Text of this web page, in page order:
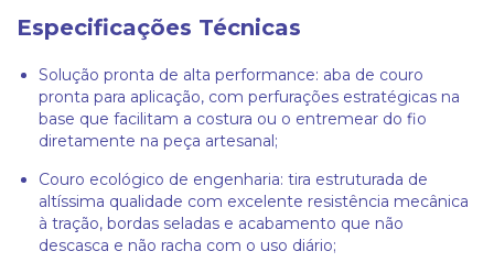
Especificações Técnicas
Solução pronta de alta performance: aba de couro
pronta para aplicação, com perfurações estratégicas na
base que facilitam a costura ou o entremear do fio
diretamente na peça artesanal;
Couro ecológico de engenharia: tira estruturada de
altíssima qualidade com excelente resistência mecânica
à tração, bordas seladas e acabamento que não
descasca e não racha com o uso diário;